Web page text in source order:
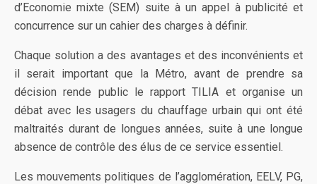
d’Economie mixte (SEM) suite à un appel à publicité et
concurrence sur un cahier des charges à définir.
Chaque solution a des avantages et des inconvénients et
il serait important que la Métro, avant de prendre sa
décision rende public le rapport TILIA et organise un
débat avec les usagers du chauffage urbain qui ont été
maltraités durant de longues années, suite à une longue
absence de contrôle des élus de ce service essentiel.
Les mouvements politiques de l’agglomération, EELV, PG,